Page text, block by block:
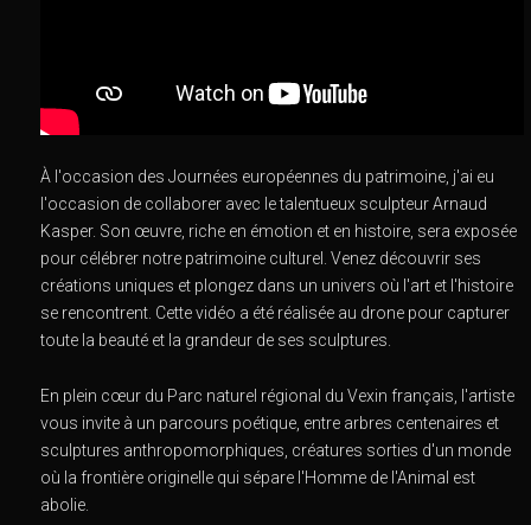
À l'occasion des Journées européennes du patrimoine, j'ai eu
l'occasion de collaborer avec le talentueux sculpteur Arnaud
Kasper. Son œuvre, riche en émotion et en histoire, sera exposée
pour célébrer notre patrimoine culturel. Venez découvrir ses
créations uniques et plongez dans un univers où l'art et l'histoire
se rencontrent. Cette vidéo a été réalisée au drone pour capturer
toute la beauté et la grandeur de ses sculptures.
En plein cœur du Parc naturel régional du Vexin français, l'artiste
vous invite à un parcours poétique, entre arbres centenaires et
sculptures anthropomorphiques, créatures sorties d'un monde
où la frontière originelle qui sépare l'Homme de l'Animal est
abolie.